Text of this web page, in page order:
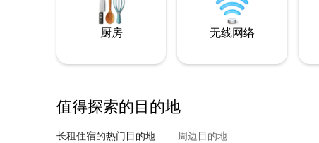
厨房 无线网络
值得探索的目的地
长租住宿的热门目的地 周边目的地